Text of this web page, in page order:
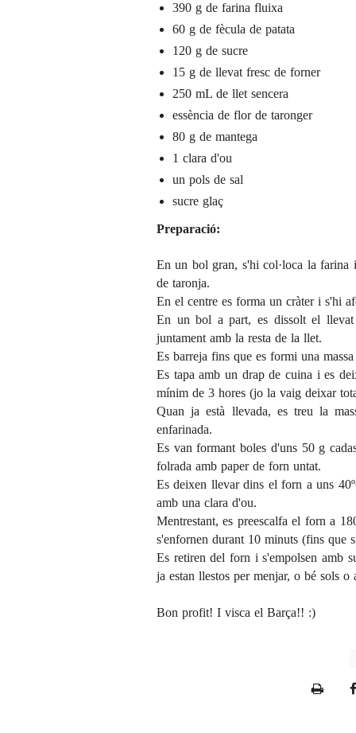
390 g de farina fluixa
60 g de fècula de patata
120 g de sucre
15 g de llevat fresc de forner
250 mL de llet sencera
essència de flor de taronger
80 g de mantega
1 clara d'ou
un pols de sal
sucre glaç
Preparació:
En un bol gran, s'hi col·loca la farina
de taronja.
En el centre es forma un cràter i s'hi
En un bol a part, es dissolt el
juntament amb la resta de la llet.
Es barreja fins que es formi una
Es tapa amb un drap de cuina i es
mínim de 3 hores (jo la vaig deixar
Quan ja està llevada, es treu la
enfarinada.
Es van formant boles d'uns 50 g
folrada amb paper de forn untat.
Es deixen llevar dins el forn a uns
amb una clara d'ou.
Mentrestant, es preescalfa el forn a
s'enfornen durant 10 minuts (fins que
Es retiren del forn i s'empolsen amb
ja estan llestos per menjar, o bé sols
Bon profit! I visca el Barça!! :)